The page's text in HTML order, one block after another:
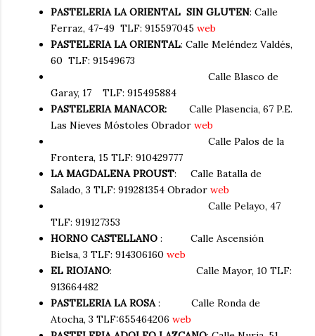
PASTELERIA LA ORIENTAL SIN GLUTEN: Calle
Ferraz, 47-49 TLF: 915597045 web
PASTELERIA LA ORIENTAL: Calle Meléndez Valdés,
60 TLF: 91549673
Calle Blasco de
Garay, 17 TLF: 915495884
PASTELERIA MANACOR: Calle Plasencia, 67 P.E.
Las Nieves Móstoles Obrador web
Calle Palos de la
Frontera, 15 TLF: 910429777
LA MAGDALENA PROUST: Calle Batalla de
Salado, 3 TLF: 919281354 Obrador web
Calle Pelayo, 47
TLF: 919127353
HORNO CASTELLANO : Calle Ascensión
Bielsa, 3 TLF: 914306160 web
EL RIOJANO:
Calle Mayor, 10 TLF:
913664482
PASTELERIA LA ROSA: Calle Ronda de
Atocha, 3 TLF:655464206 web